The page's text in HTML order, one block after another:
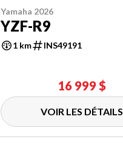
Yamaha 2026
YZF-R9
1 km INS49191
16 999 $
VOIR LES DÉTAILS